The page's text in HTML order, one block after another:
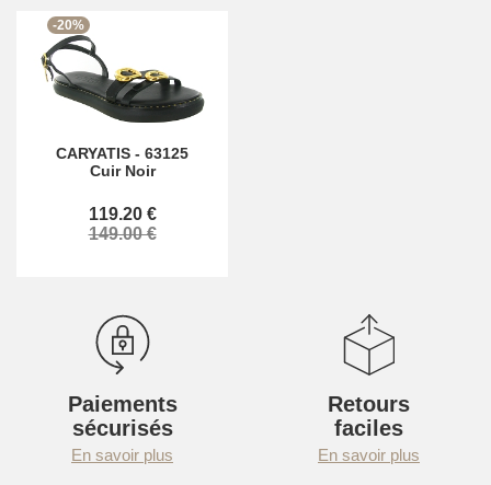
-20%
CARYATIS - 63125
Cuir Noir
119.20 €
149.00 €
Paiements
sécurisés
En savoir plus
Retours
faciles
En savoir plus